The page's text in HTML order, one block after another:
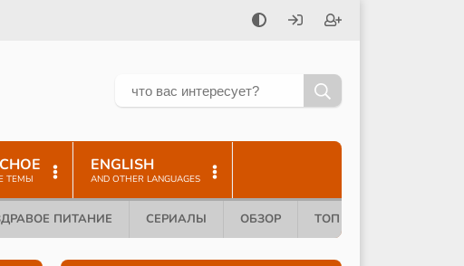
ТЕМЫ
ENGLISH
AND OTHER LANGUAGES
ПИТАНИЕ СЕРИАЛЫ ОБЗОР ТОП 10